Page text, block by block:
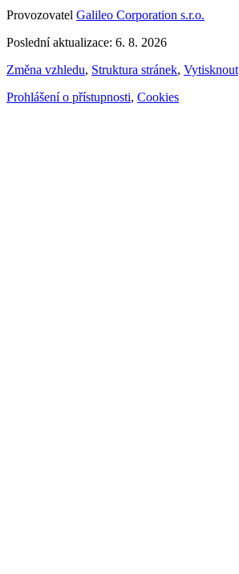
Provozovatel Galileo Corporation s.r.o.
Poslední aktualizace: 6. 8. 2026
Změna vzhledu, Struktura stránek, Vytisknout
Prohlášení o přístupnosti, Cookies